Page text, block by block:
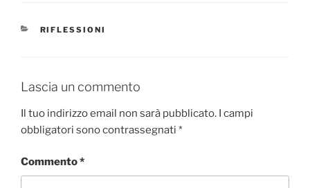
CATEGORIE
RIFLESSIONI
Lascia un commento
Il tuo indirizzo email non sarà pubblicato. I campi
obbligatori sono contrassegnati *
Commento*